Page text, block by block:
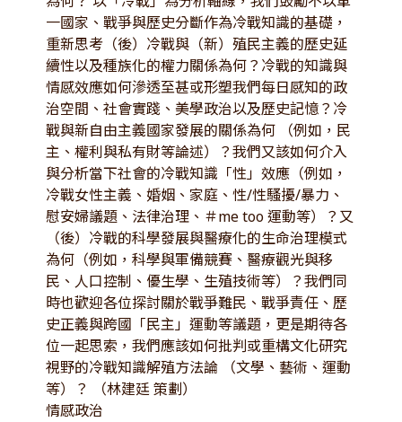
一國家、戰爭與歷史分斷作為冷戰知識的基礎，
重新思考（後）冷戰與（新）殖民主義的歷史延
續性以及種族化的權力關係為何？冷戰的知識與
情感效應如何滲透至甚或形塑我們每日感知的政
治空間、社會實踐、美學政治以及歷史記憶？冷
戰與新自由主義國家發展的關係為何 （例如，民
主、權利與私有財等論述）？我們又該如何介入
與分析當下社會的冷戰知識「性」效應（例如，
冷戰女性主義、婚姻、家庭、性/性騷擾/暴力、
慰安婦議題、法律治理、＃me too 運動等）？又
（後）冷戰的科學發展與醫療化的生命治理模式
為何（例如，科學與軍備競賽、醫療觀光與移
民、人口控制、優生學、生殖技術等）？我們同
時也歡迎各位探討關於戰爭難民、戰爭責任、歷
史正義與跨國「民主」運動等議題，更是期待各
位一起思索，我們應該如何批判或重構文化研究
視野的冷戰知識解殖方法論 （文學、藝術、運動
等）？ （林建廷 策劃）
情感政治